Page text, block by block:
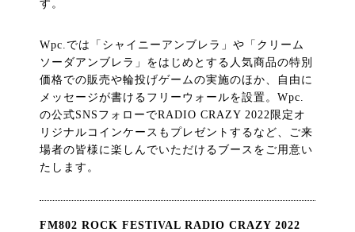
す。
Wpc.では「シャイニーアンブレラ」や「クリーム
ソーダアンブレラ」をはじめとする人気商品の特別
価格での販売や輪投げゲームの実施のほか、自由に
メッセージが書けるフリーウォールを設置。Wpc.
の公式SNSフォローでRADIO CRAZY 2022限定オ
リジナルコインケースもプレゼントするなど、ご来
場者の皆様に楽しんでいただけるブースをご用意い
たします。
FM802 ROCK FESTIVAL RADIO CRAZY 2022